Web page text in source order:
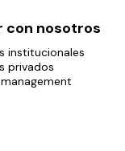
con nosotros
institucionales
privados